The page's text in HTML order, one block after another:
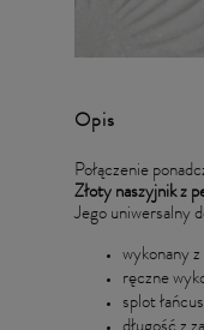
Opis
Połączenie
Złoty naszyjnik z
Jego uniwersalny
wykonany
ręczne
splot